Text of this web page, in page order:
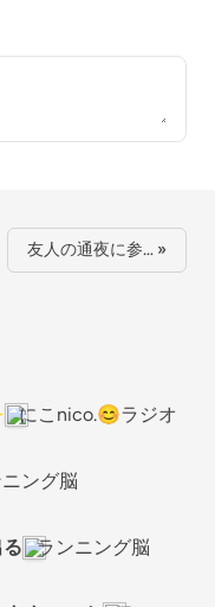
友人の通夜に参… »
にこnico.😊ラジオ
ング脳
ランニング脳